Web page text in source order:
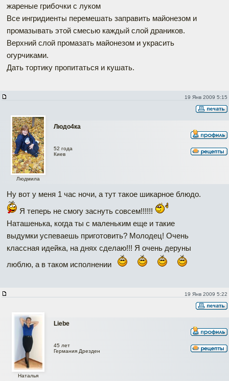
жареные грибочки с луком
Все ингридиенты перемешать заправить майонезом и
промазывать этой смесью каждый слой драников.
Верхний слой промазать майонезом и украсить
огурчиками.
Дать тортику пропитаться и кушать.
19 Янв 2009 5:15
Людо4ка
Людмила
52 года
Киев
Ну вот у меня 1 час ночи, а тут такое шикарное блюдо.
Я теперь не смогу заснуть совсем!!!!!!
Наташенька, когда ты с маленьким еще и такие
выдумки успеваешь приготовить? Молодец! Очень
классная идейка, на днях сделаю!!! Я очень деруны
люблю, а в таком исполнении
19 Янв 2009 5:22
Liebe
Наталья
45 лет
Германия Дрезден